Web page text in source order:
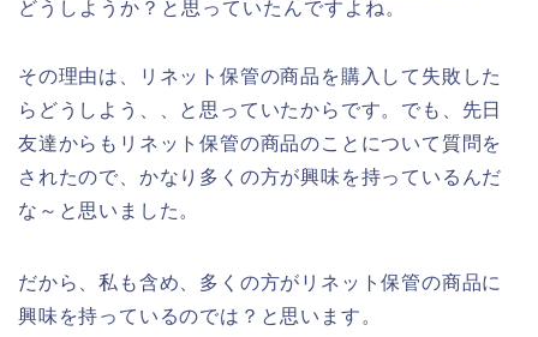
どうしようか？と思っていたんですよね。
その理由は、リネット保管の商品を購入して失敗した
らどうしよう、、と思っていたからです。でも、先日
友達からもリネット保管の商品のことについて質問を
されたので、かなり多くの方が興味を持っているんだ
な～と思いました。
だから、私も含め、多くの方がリネット保管の商品に
興味を持っているのでは？と思います。